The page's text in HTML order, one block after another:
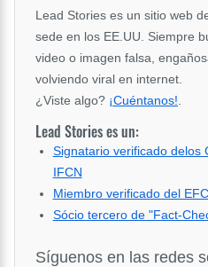
Lead Stories es un sitio web
sede en los EE.UU. Siempre
video o imagen falsa,
volviendo viral en internet.
¿Viste algo? ¡Cuéntanos!
Lead Stories es un:
Signatario verificado delos
IFCN
Miembro verificado del
Sócio tercero de "Fact-
Síguenos en las redes